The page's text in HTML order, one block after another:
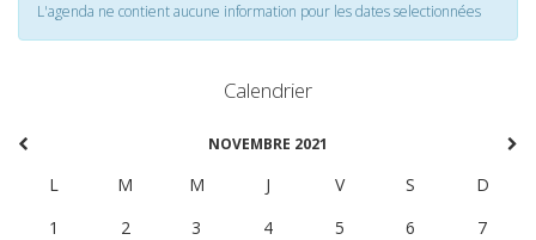
L'agenda ne contient aucune information pour les dates selectionnées
Calendrier
NOVEMBRE 2021
L M M J V S
D
1
2 3 4 5 6
7